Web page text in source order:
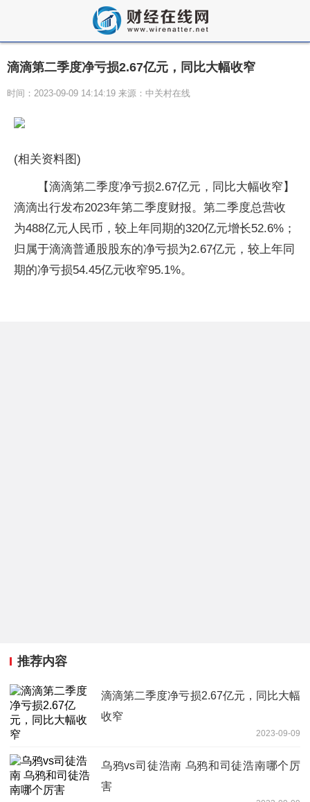
滴滴第二季度净亏损2.67亿元，同比大幅收窄
时间：2023-09-09 14:14:19 来源：中关村在线
(相关资料图)
【滴滴第二季度净亏损2.67亿元，同比大幅收窄】
滴滴出行发布2023年第二季度财报。第二季度总营收
为488亿元人民币，较上年同期的320亿元增长52.6%；
归属于滴滴普通股股东的净亏损为2.67亿元，较上年同
期的净亏损54.45亿元收窄95.1%。
推荐内容
滴滴第二季度净亏损2.67亿元，同比大幅
收窄
2023-09-09
乌鸦vs司徒浩南 乌鸦和司徒浩南哪个厉
害